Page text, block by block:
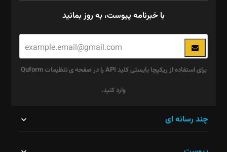
با خبرنامه پیوست، به روز بمانید
برای استفاده از ریکپچا بایستی کلید API را در صفحه ی تنظیمات Quform
وارد کنید.
چند رسانه ای